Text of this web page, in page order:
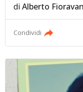
diAlberto
Condividi